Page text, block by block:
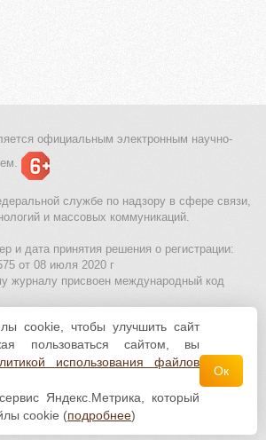
официальным электронным научно-
службе по надзору в сфере связи,
и массовых коммуникаций.
и дата принятия решения о регистрации:
от 08 июля 2020 г
журналу присвоен международный код
и онлайн конкурсы для детей
файлов cookie| Политика обработки и
данных
доступны полицензии Creative
авторства 4.0 Всемирная
cookie, чтобы улучшить сайт
пользоваться сайтом, вы
использования файлов
Яндекс.Метрика, который
cookie (подробнее)
Ок